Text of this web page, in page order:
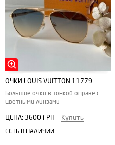
ОЧКИ LOUIS VUITTON 11779
Большие очки в тонкой оправе с
цветными линзами
ЦЕНА: 3600 ГРН Купить
ЕСТЬ В НАЛИЧИИ